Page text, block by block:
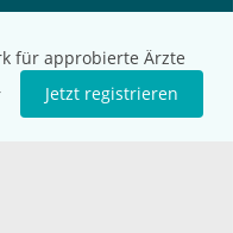
für approbierte Ärzte
Jetzt registrieren